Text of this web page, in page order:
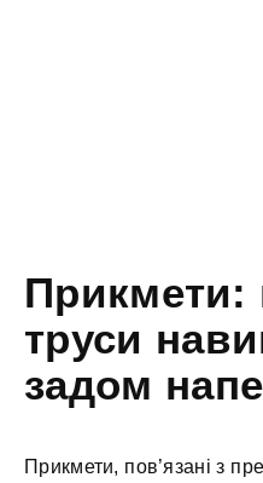
Прикмети:
труси
задом
Прикмети, пов’язані з